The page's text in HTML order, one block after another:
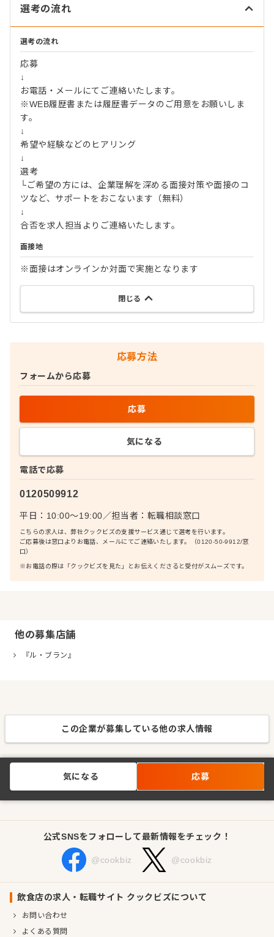
選考の流れ
選考の流れ
応募
↓
お電話・メールにてご連絡いたします。
※WEB履歴書または履歴書データのご用意をお願いしま
す。
↓
希望や経験などのヒアリング
↓
選考
└ご希望の方には、企業理解を深める面接対策や面接のコ
ツなど、サポートをおこないます（無料）
↓
合否を求人担当よりご連絡いたします。
面接地
※面接はオンラインか対面で実施となります
閉じる
応募方法
電話で応募
0120509912
平日：10:00〜19:00／担当者： 転職相談窓口
こちらの求人は、弊社クックビズの支援サービス通じて選考を行います。
ご応募後は窓口よりお電話、メールにてご連絡いたします。（0120-50-9912/窓
口）
※お電話の際は「クックビズを見た」とお伝えくださると受付がスムーズです。
フォームから応募
応募
気になる
他の募集店舗
『ル・ブラン』
この企業が募集している他の求人情報
気になる 応募
公式SNSをフォローして最新情報をチェック！
@cookbiz @cookbiz
飲食店の求人・転職サイト クックビズについて
お問い合わせ
よくある質問